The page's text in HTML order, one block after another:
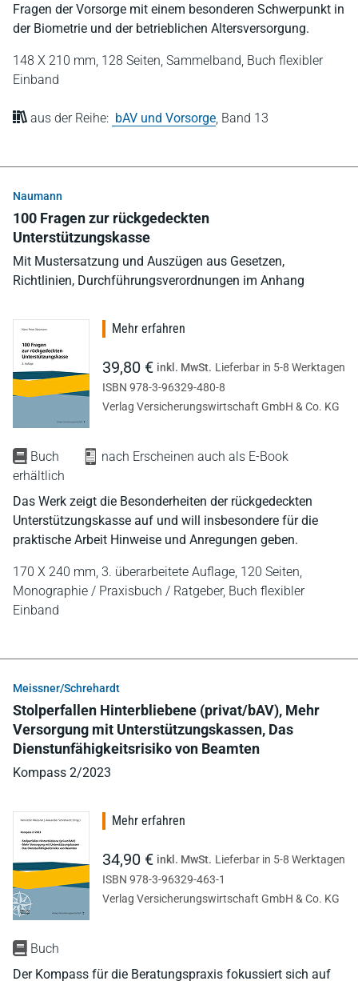
Fragen der Vorsorge mit einem besonderen Schwerpunkt in
der Biometrie und der betrieblichen Altersversorgung.
148 X 210 mm, 128 Seiten, Sammelband, Buch flexibler
Einband
aus der Reihe: bAV und Vorsorge Band 13
Naumann
100 Fragen zur rückgedeckten
Unterstützungskasse
Mit Mustersatzung und Auszügen aus Gesetzen,
Richtlinien, Durchführungsverordnungen im Anhang
Buch
nach Erscheinen auch als E-Book
erhältlich
Das Werk zeigt die Besonderheiten der rückgedeckten
Unterstützungskasse auf und will insbesondere für die
praktische Arbeit Hinweise und Anregungen geben.
170 X 240 mm, 3. überarbeitete Auflage, 120 Seiten,
Monographie / Praxisbuch / Ratgeber, Buch flexibler
Einband
Mehr erfahren
39,80 € inkl. MwSt. Lieferbar in 5-8 Werktagen
ISBN 978-3-96329-480-8
Verlag Versicherungswirtschaft GmbH & Co. KG
Meissner/Schrehardt
Stolperfallen Hinterbliebene (privat/bAV), Mehr
Versorgung mit Unterstützungskassen, Das
Dienstunfähigkeitsrisiko von Beamten
Kompass 2/2023
Buch
Der Kompass für die Beratungspraxis fokussiert sich auf
Mehr erfahren
34,90 € inkl. MwSt. Lieferbar in 5-8 Werktagen
ISBN 978-3-96329-463-1
Verlag Versicherungswirtschaft GmbH & Co. KG